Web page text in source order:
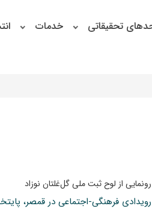
تحقیقاتی خدمات
رونمایی از لوح ثبت ملی گل‌غلتان نوزاد
رویدادی فرهنگی-اجتماعی در قمصر،